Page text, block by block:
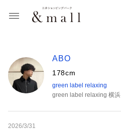
ABO
178cm
green label relaxing
green label relaxing 横浜
2026/3/31